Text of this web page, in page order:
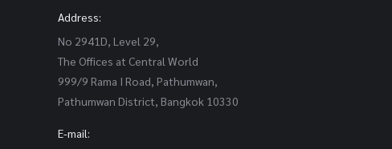
Address:
No 2941D, Level 29,
The Offices at Central World
999/9 Rama I Road, Pathumwan,
Pathumwan District, Bangkok 10330
E-mail: